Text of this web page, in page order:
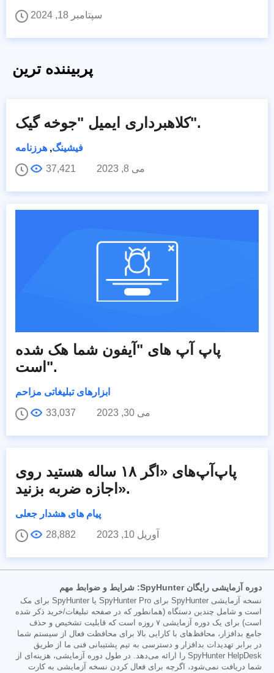
سپتامبر 18, 2024
پربیننده ترین
کلاهبرداری ایمیل "جوخه گیک".
فیشینگ, هرزنامه
می 8, 2023
37,421
پاپ آپ های "آیفون شما هک شده
است".
ابزارهای تبلیغاتی مزاحم
می 30, 2023
33,037
پاپ‌آپ‌های «اگر ۱۸ ساله هستید روی
اجازه ضربه بزنید».
پیام های هشدار جعلی
آوریل 10, 2023
28,882
دوره آزمایشی رایگان SpyHunter: شرایط و ضوابط مهم
نسخه آزمایشی SpyHunter برای SpyHunter Pro یا SpyHunter برای مک
است و شامل چندین دستگاه (همانطور که در صفحه تبلیغات/خرید ذکر شده
است) برای یک دوره آزمایشی ۷ روزه است که قابلیت تشخیص و حذف
جامع بدافزار، محافظ‌های با کارایی بالا برای محافظت فعال از سیستم شما
در برابر تهدیدات بدافزار و دسترسی به تیم پشتیبانی فنی ما از طریق
SpyHunter HelpDesk را ارائه می‌دهد. در طول دوره آزمایشی، هزینه‌ای از
شما دریافت نمی‌شود، اگرچه برای فعال کردن نسخه آزمایشی به کارت